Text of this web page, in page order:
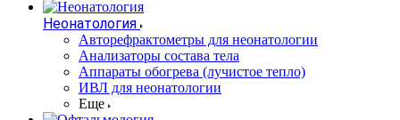
Неонатология
Авторефрактометры для неонатологии
Анализаторы состава тела
Аппараты обогрева (лучистое тепло)
ИВЛ для неонатологии
Еще